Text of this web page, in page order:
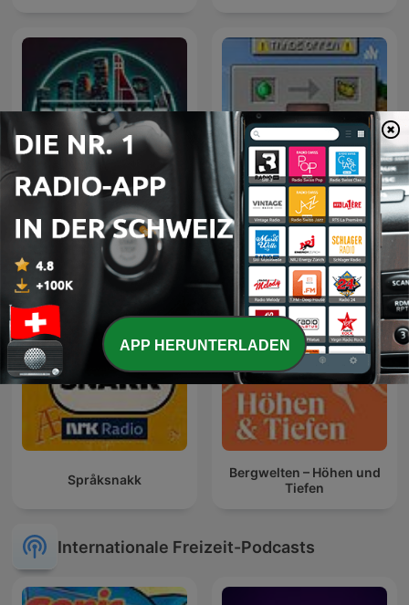
DEEP HOUSE SELECTIONS A Minecraft World
Språksnakk
Bergwelten – Höhen und
Tiefen
Internationale Freizeit-Podcasts
APP HERUNTERLADEN